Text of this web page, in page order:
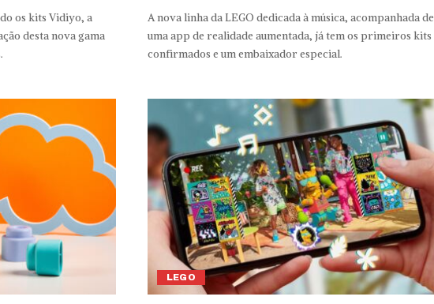
os kits Vidiyo, a
desta nova gama
A nova linha da LEGO dedicada à música, acompanhada de
uma app de realidade aumentada, já tem os primeiros kits
confirmados e um embaixador especial.
LEGO